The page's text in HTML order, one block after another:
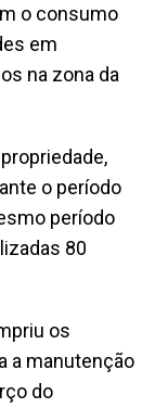
o consumo
em
na zona da
o período
período
80
os
a manutenção
do